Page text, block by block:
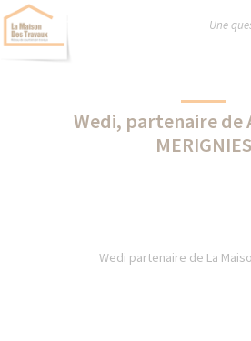
Une
Wedi, partenaire de
MERIGNIES
Wedi partenaire de La